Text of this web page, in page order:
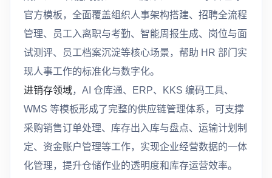
官方模板，全面覆盖组织人事架构搭建、招聘全流程
管理、员工入离职与考勤、智能周报生成、岗位与面
试测评、员工档案沉淀等核心场景，帮助 HR 部门实
现人事工作的标准化与数字化。
进销存领域，AI 仓库通、ERP、KKS 编码工具、
WMS 等模板形成了完整的供应链管理体系，可支撑
采购销售订单处理、库存出入库与盘点、运输计划制
定、资金账户管理等工作，实现企业经营数据的一体
化管理，提升仓储作业的透明度和库存运营效率。